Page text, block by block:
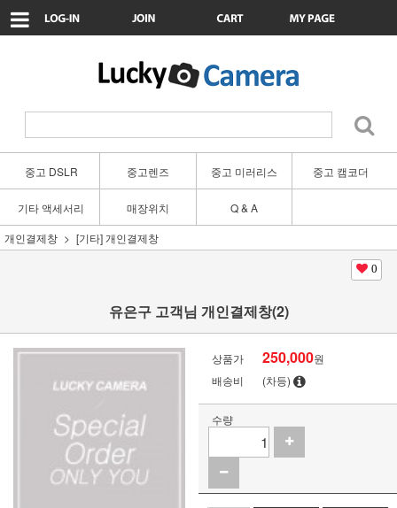
중고 DSLR 중고렌즈 중고 미러리스 중고 캠코더
기타 액세서리 매장위치
Q & A
개인결제창
[기타] 개인결제창
0
유은구 고객님 개인결제창(2)
상품가 250,000원
배송비
(차등)
수량